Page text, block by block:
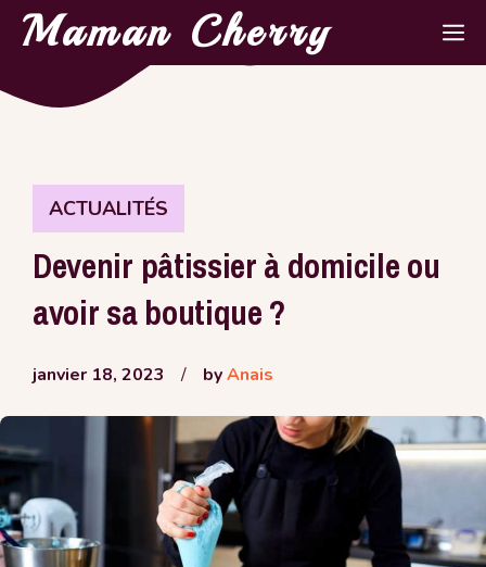
AllerMaman Cherry
ACTUALITÉS
Devenir pâtissier à domicile ou
avoir sa boutique ?
janvier 18, 2023 / byAnais